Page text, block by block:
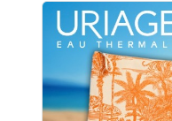
Ránctalanítók